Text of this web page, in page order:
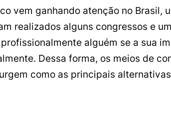
vem ganhando atenção no Brasil,
realizados alguns congressos e
alguém se a sua
Dessa forma, os meios de
como as principais